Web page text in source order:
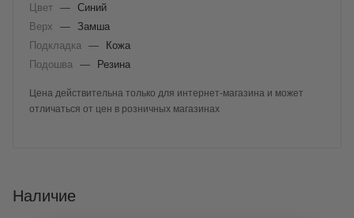
Цвет — Синий
Верх
— Замша
Подкладка
—
Кожа
Подошва
— Резина
Цена действительна только для интернет-магазина и может
отличаться от цен в розничных магазинах
Наличие